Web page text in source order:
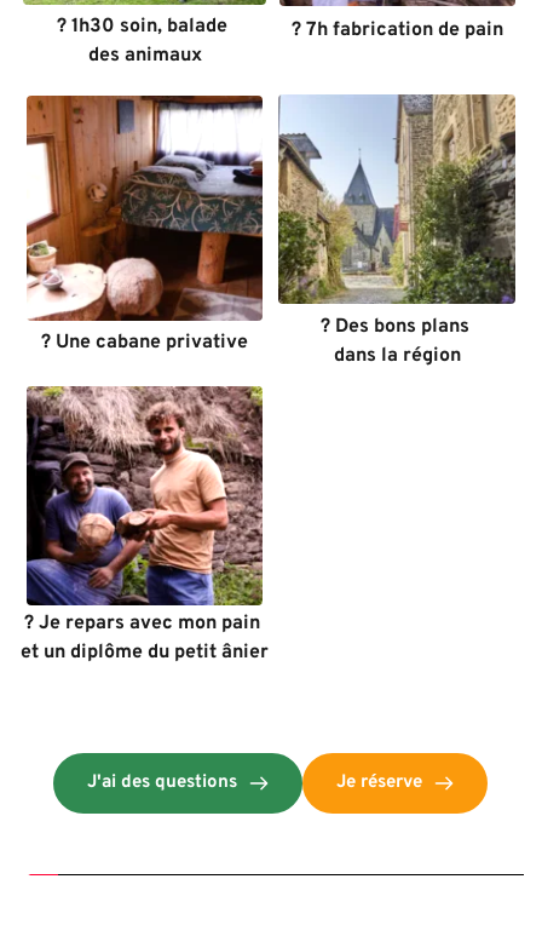
? 1h30 soin, balade
des animaux
? 7h fabrication de pain
? Une cabane privative
? Des bons plans
dans la région
? Je repars avec mon pain
et un diplôme du petit ânier
J'ai des questions Je réserve